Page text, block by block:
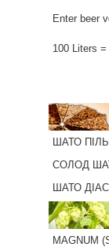
Enter beer
100 Liters
ШАТО
СОЛОД
ШАТО
MAGNUM